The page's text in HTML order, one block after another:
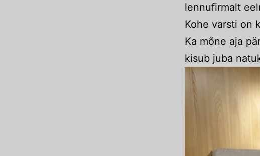
lennufirmalt
Kohe varsti on
Ka mõne aja
kisub juba